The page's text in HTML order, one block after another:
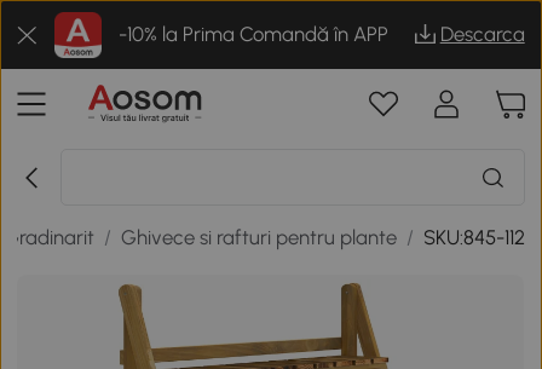
-10% la Prima Comandă în APP Descarca
Gradinarit / Ghivece si rafturi pentru plante / SKU:845-112